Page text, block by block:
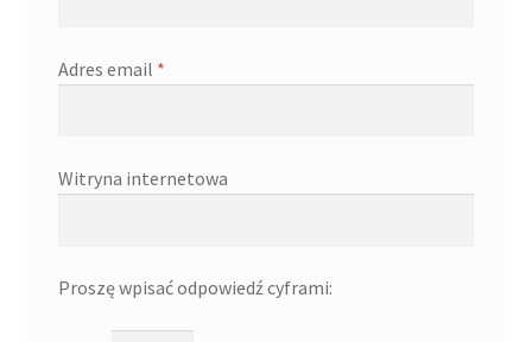
Adres email *
Witryna internetowa
Proszę wpisać odpowiedź cyframi: